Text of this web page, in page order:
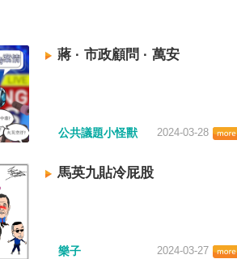
蔣 · 市政顧問 · 萬安
公共議題小怪獸 2024-03-28
馬英九貼冷屁股
樂子 2024-03-27